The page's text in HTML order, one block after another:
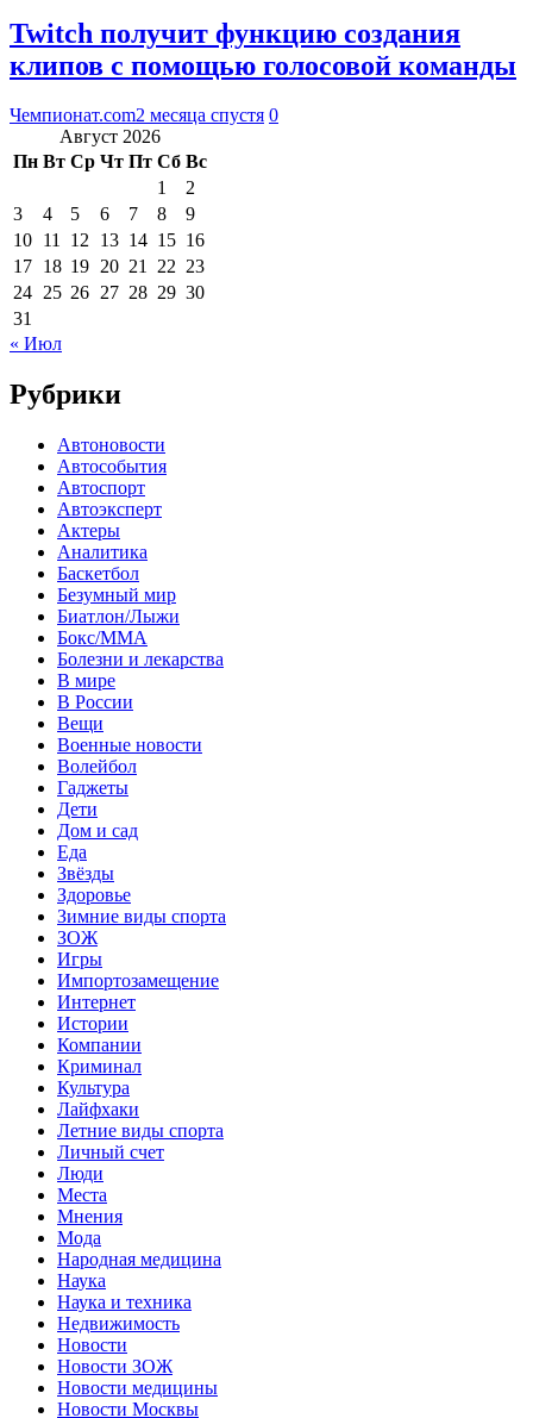
Twitch получит функцию создания
клипов с помощью голосовой команды
Чемпионат.com2 месяца спустя 0
Август 2026
Пн Вт Ср Чт Пт Сб Вс
1
2
3
4 5 6 7 8
9
10 11 12 13 14 15 16
17 18 19 20 21 22 23
24 25 26 27 28 29 30
31
« Июл
Рубрики
Автоновости
Автособытия
Автоспорт
Автоэксперт
Актеры
Аналитика
Баскетбол
Безумный мир
Биатлон/Лыжи
Бокс/MMA
Болезни и лекарства
В мире
В России
Вещи
Военные новости
Волейбол
Гаджеты
Дети
Дом и сад
Еда
Звёзды
Здоровье
Зимние виды спорта
ЗОЖ
Игры
Импортозамещение
Интернет
Истории
Компании
Криминал
Культура
Лайфхаки
Летние виды спорта
Личный счет
Люди
Места
Мнения
Мода
Народная медицина
Наука
Наука и техника
Недвижимость
Новости
Новости ЗОЖ
Новости медицины
Новости Москвы